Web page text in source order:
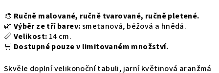
🎨 Ručně malované, ručně tvarované, ručně pletené.
🌿 Výběr ze tří barev:smetanová, béžová a hnědá.
📏 Velikost: 14 cm.
🛒 Dostupné pouze v limitovaném množství.
Skvěle doplní velikonoční tabuli, jarní květinová aranžmá